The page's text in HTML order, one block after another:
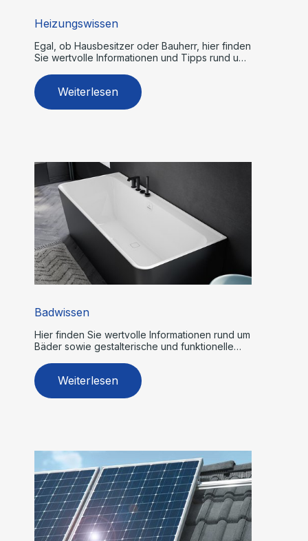
Heizungswissen
Egal, ob Hausbesitzer oder Bauherr, hier finden
Sie wertvolle Informationen und Tipps rund um
Weiterlesen
Badwissen
Hier finden Sie wertvolle Informationen rund um
Bäder sowie gestalterische und funktionelle
Weiterlesen